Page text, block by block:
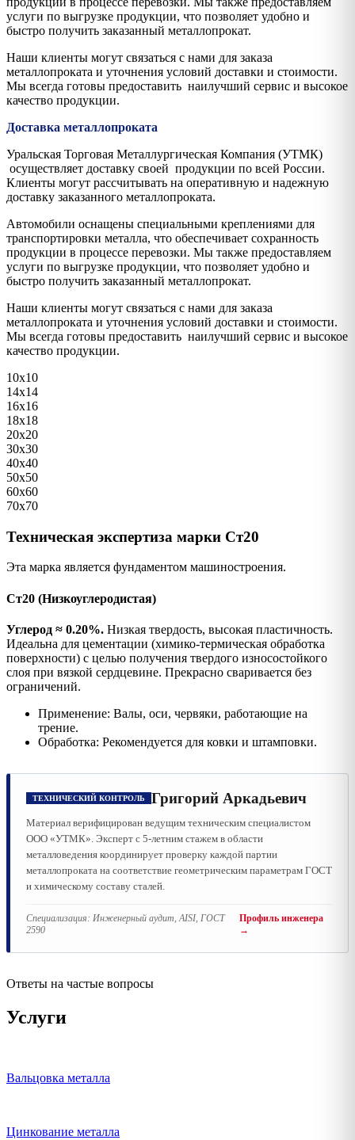
услуги по выгрузке продукции, что позволяет удобно и
быстро получить заказанный металлопрокат.
Наши клиенты могут связаться с нами для заказа
металлопроката и уточнения условий доставки и стоимости.
Мы всегда готовы предоставить наилучший сервис и высокое
качество продукции.
Доставка металлопроката
Уральская Торговая Металлургическая Компания (УТМК)
осуществляет доставку своей продукции по всей России.
Клиенты могут рассчитывать на оперативную и надежную
доставку заказанного металлопроката.
Автомобили оснащены специальными креплениями для
транспортировки металла, что обеспечивает сохранность
продукции в процессе перевозки. Мы также предоставляем
услуги по выгрузке продукции, что позволяет удобно и
быстро получить заказанный металлопрокат.
Наши клиенты могут связаться с нами для заказа
металлопроката и уточнения условий доставки и стоимости.
Мы всегда готовы предоставить наилучший сервис и высокое
качество продукции.
10х10
14х14
16х16
18х18
20х20
30х30
40х40
50х50
60х60
70х70
Техническая экспертиза марки Ст20
Эта марка является фундаментом машиностроения.
Ст20 (Низкоуглеродистая)
Углерод ≈ 0.20%. Низкая твердость, высокая пластичность.
Идеальна для цементации (химико-термическая обработка
поверхности) с целью получения твердого износостойкого
слоя при вязкой сердцевине. Прекрасно сваривается без
ограничений.
Применение: Валы, оси, червяки, работающие на
трение.
Обработка: Рекомендуется для ковки и штамповки.
ТЕХНИЧЕСКИЙ КОНТРОЛЬ Григорий Аркадьевич
Материал верифицирован ведущим техническим специалистом
ООО «УТМК». Эксперт с 5-летним стажем в области
металловедения координирует проверку каждой партии
металлопроката на соответствие геометрическим параметрам ГОСТ
и химическому составу сталей.
Специализация: Инженерный аудит, AISI, ГОСТ
2590
Профиль инженера
→
Ответы на частые вопросы
Услуги
Вальцовка металла
Цинкование металла